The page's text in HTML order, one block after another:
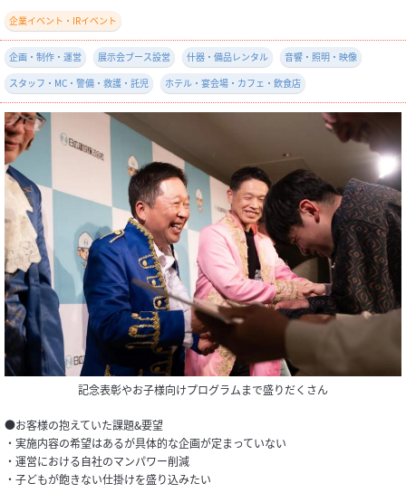
企業イベント・IRイベント
企画・制作・運営 展示会ブース設営 什器・備品レンタル
音響・照明・映像
スタッフ・MC・警備・救護・託児
ホテル・宴会場・カフェ・飲食店
記念表彰やお子様向けプログラムまで盛りだくさん
●お客様の抱えていた課題&要望
・実施内容の希望はあるが具体的な企画が定まっていない
・運営における自社のマンパワー削減
・子どもが飽きない仕掛けを盛り込みたい